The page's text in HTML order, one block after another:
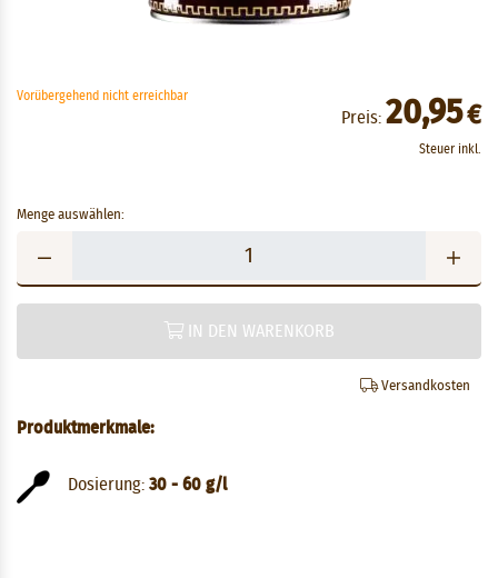
Vorübergehend nicht erreichbar
Preis: 20,95€
Steuer inkl.
Menge auswählen:
IN DEN WARENKORB
Versandkosten
Produktmerkmale:
Dosierung: 30 - 60 g/l